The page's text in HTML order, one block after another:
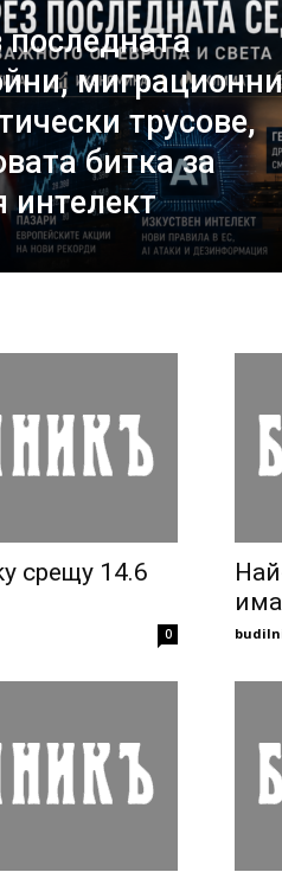
последната
миграционни
трусове,
битка за
интелект
срещу 14.6
0